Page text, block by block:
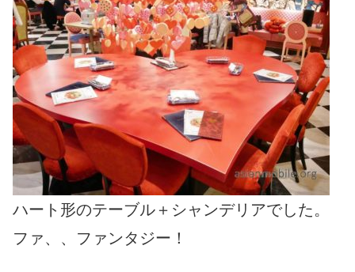
ハート形のテーブル＋シャンデリアでした。
ファ、、ファンタジー！